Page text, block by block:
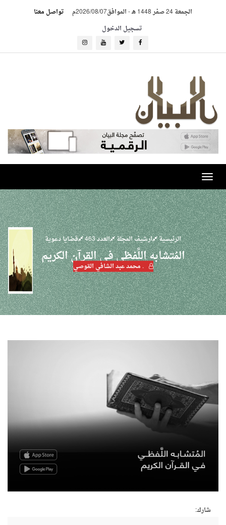
الجمعة 24 صفر 1448 هـ -الموافق2026/08/07م
تواصل معنا
تسجيل الدخول
Toggle
navigation
الرئيسية ارشيف المجلة العدد 463 قضايا دعوية
المُتشابه اللَّفظي فـي القرآن الكريم
. محمد عبد الشافي القوصي
شارك: